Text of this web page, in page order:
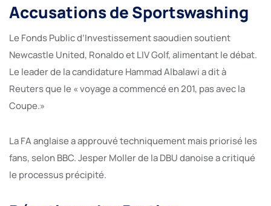
Accusations de Sportswashing
Le Fonds Public d’Investissement saoudien soutient
Newcastle United, Ronaldo et LIV Golf, alimentant le débat.
Le leader de la candidature Hammad Albalawi a dit à
Reuters que le « voyage a commencé en 201, pas avec la
Coupe.»
La FA anglaise a approuvé techniquement mais priorisé les
fans, selon BBC. Jesper Moller de la DBU danoise a critiqué
le processus précipité.